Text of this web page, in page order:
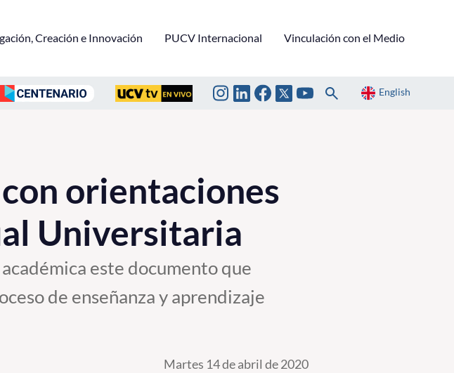
Creación e Innovación PUCV Internacional Vinculación con el Medio
English
orientaciones
Universitaria
este documento que
de enseñanza y aprendizaje
Martes 14 de abril de 2020